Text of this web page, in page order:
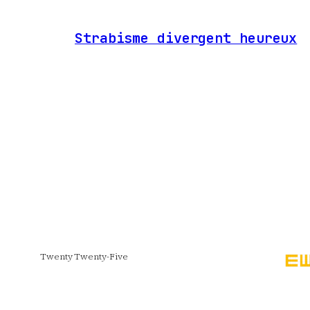
Strabisme divergent heureux
Twenty Twenty-Five